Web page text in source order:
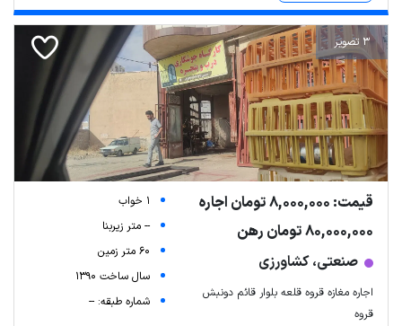
3 تصویر
قیمت: 8,000,000 تومان اجاره
80,000,000 تومان رهن
صنعتی، کشاورزی
اجاره مغازه قروه قلعه بلوار قائم دونبش
قروه
1 خواب
-- متر زیربنا
60 متر زمین
سال ساخت 1390
شماره طبقه: --